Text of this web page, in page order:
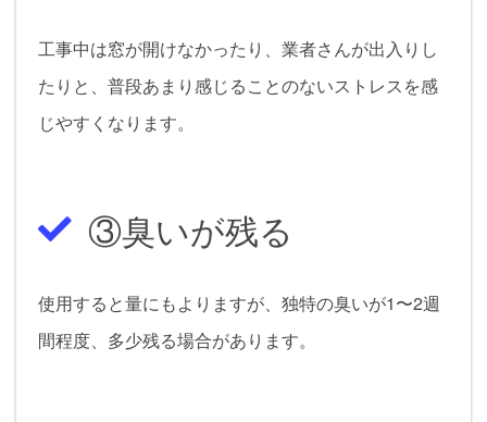
工事中は窓が開けなかったり、業者さんが出入りし
たりと、普段あまり感じることのないストレスを感
じやすくなります。
③臭いが残る
使用すると量にもよりますが、独特の臭いが1〜2週
間程度、多少残る場合があります。